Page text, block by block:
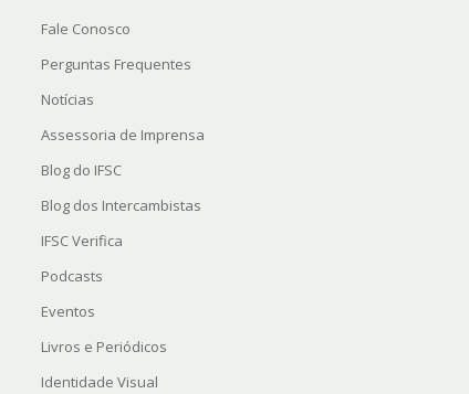
Fale Conosco
Perguntas Frequentes
Notícias
Assessoria de Imprensa
Blog do IFSC
Blog dos Intercambistas
IFSC Verifica
Podcasts
Eventos
Livros e Periódicos
Identidade Visual